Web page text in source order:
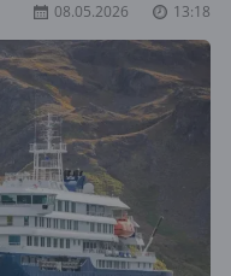
08.05.2026 13:18